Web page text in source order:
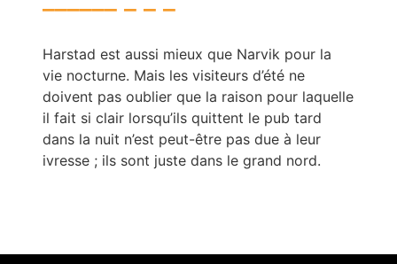
Harstad est aussi mieux que Narvik pour la
vie nocturne. Mais les visiteurs d’été ne
doivent pas oublier que la raison pour laquelle
il fait si clair lorsqu’ils quittent le pub tard
dans la nuit n’est peut-être pas due à leur
ivresse ; ils sont juste dans le grand nord.